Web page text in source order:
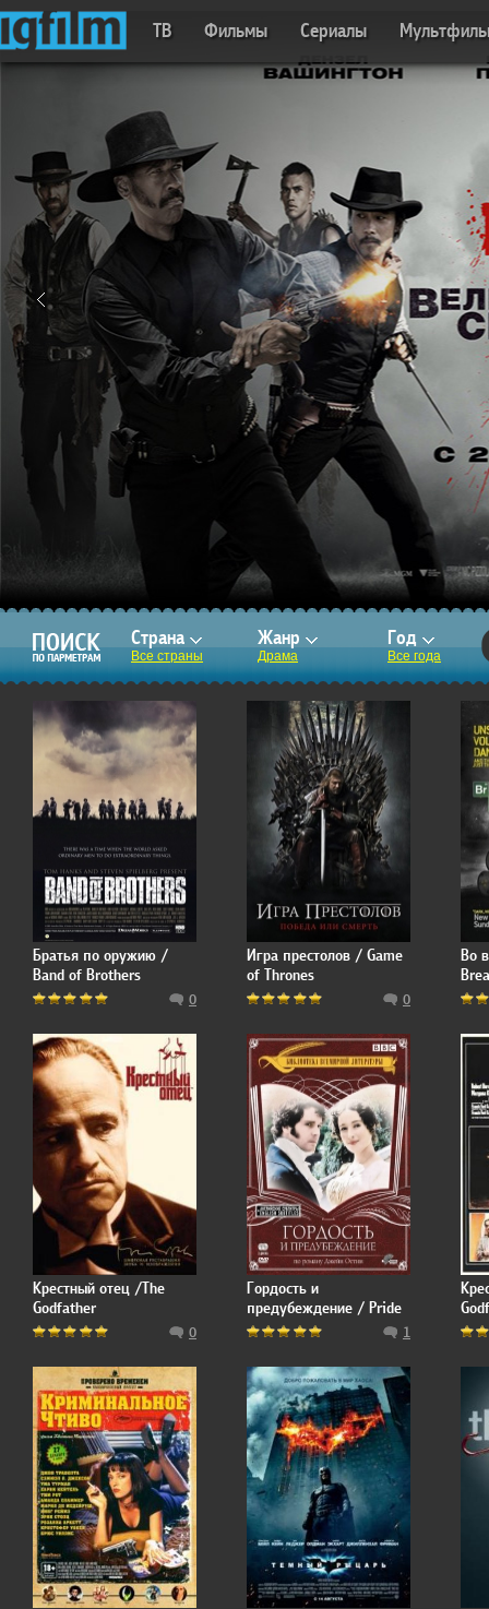
ТВ Фильмы Сериалы
Страна
Все страны
Жанр
Драма
Год
Все года
Братья по оружию /
Band of Brothers
0
Игра престолов / Game
of Thrones
0
Во
Крестный отец /The
Godfather
0
Гордость и
предубеждение / Pride
and Prejudice 1 Сезон
1